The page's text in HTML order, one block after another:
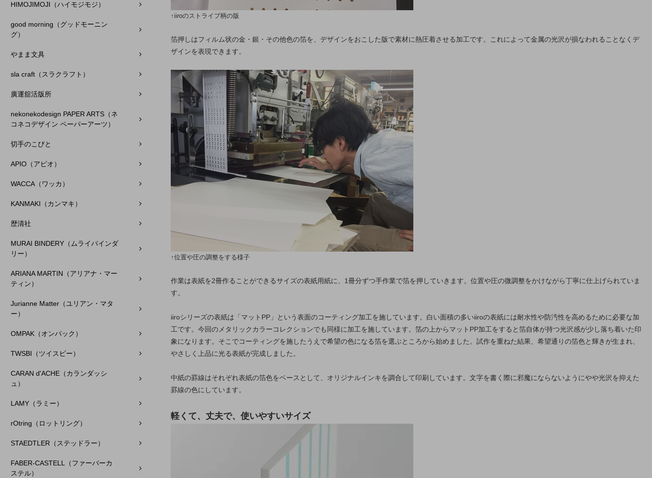
HIMOJIMOJI（ハイモジモジ）
good morning（グッドモーニン
グ）
やまま文具
sla craft（スラクラフト）
廣運舘活版所
nekonekodesign PAPER ARTS（ネ
コネコデザイン ペーパーアーツ）
切手のこびと
APIO（アピオ）
WACCA（ワッカ）
KANMAKI（カンマキ）
歴清社
MURAI BINDERY（ムライバインダ
リー）
ARIANA MARTIN（アリアナ・マー
ティン）
Jurianne Matter（ユリアン・マタ
ー）
OMPAK（オンパック）
TWSBI（ツイスビー）
CARAN d'ACHE（カランダッシ
ュ）
LAMY（ラミー）
rOtring（ロットリング）
STAEDTLER（ステッドラー）
FABER-CASTELL（ファーバーカ
ステル）
↑iiroのストライプ柄の版
箔押しはフィルム状の金・銀・その他色の箔を、デザインをおこした版で素材に熱圧着させる加工です。これによって金属の光沢が損なわれることなくデ
ザインを表現できます。
↑位置や圧の調整をする様子
作業は表紙を2冊作ることができるサイズの表紙用紙に、1冊分ずつ手作業で箔を押していきます。位置や圧の微調整をかけながら丁寧に仕上げられていま
す。
iiroシリーズの表紙は「マットPP」という表面のコーティング加工を施しています。白い面積の多いiiroの表紙には耐水性や防汚性を高めるために必要な加
工です。今回のメタリックカラーコレクションでも同様に加工を施しています。箔の上からマットPP加工をすると箔自体が持つ光沢感が少し落ち着いた印
象になります。そこでコーティングを施したうえで希望の色になる箔を選ぶところから始めました。試作を重ねた結果、希望通りの箔色と輝きが生まれ、
やさしく上品に光る表紙が完成しました。
中紙の罫線はそれぞれ表紙の箔色をベースとして、オリジナルインキを調合して印刷しています。文字を書く際に邪魔にならないようにやや光沢を抑えた
罫線の色にしています。
軽くて、丈夫で、使いやすいサイズ